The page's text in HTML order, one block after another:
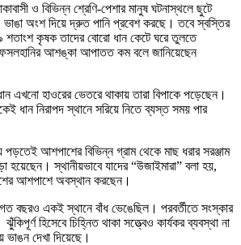
ও বিভিন্ন শ্রেণি-পেশার মানুষ ঘটনাস্থলে ছুটে
ভাঙা অংশ দিয়ে দ্রুত পানি প্রবেশ করছে। তবে স্বস্তির
শতাংশ কৃষক তাদের বোরো ধান কেটে ঘরে তুলতে
আশঙ্কা আপাতত কম বলে জানিয়েছেন
এখনো হাওরের ভেতরে থাকায় তারা বিপাকে পড়েছেন।
ধান নিরাপদ স্থানে সরিয়ে নিতে ব্যস্ত সময় পার
পড়তেই আশপাশের বিভিন্ন গ্রাম থেকে মাছ ধরার সরঞ্জাম
স্থানীয়ভাবে যাদের “উজাইমারা” বলা হয়,
আশপাশে অবস্থান করছেন।
বছরও একই স্থানে বাঁধ ভেঙেছিল। পরবর্তীতে সংস্কার
হিসেবে চিহ্নিত থাকা সত্ত্বেও কার্যকর ব্যবস্থা না
দেখা দিয়েছে।